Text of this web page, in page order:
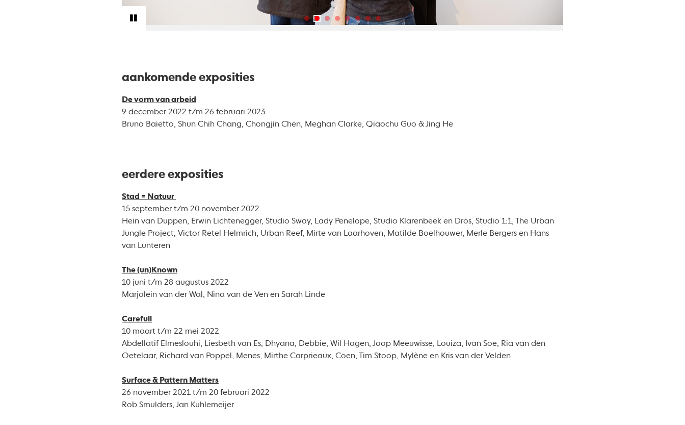
aankomende exposities
De vorm van arbeid
9 december 2022 t/m 26 februari 2023
Bruno Baietto, Shun Chih Chang, Chongjin Chen, Meghan Clarke, Qiaochu Guo & Jing He
eerdere exposities
Stad = Natuur
15 september t/m 20 november 2022
Hein van Duppen, Erwin Lichtenegger, Studio Sway, Lady Penelope, Studio Klarenbeek en Dros, Studio 1:1, The Urban
Jungle Project, Victor Retel Helmrich, Urban Reef, Mirte van Laarhoven, Matilde Boelhouwer, Merle Bergers en Hans
van Lunteren
The (un)Known
10 juni t/m 28 augustus 2022
Marjolein van der Wal, Nina van de Ven en Sarah Linde
Carefull
10 maart t/m 22 mei 2022
Abdellatif Elmeslouhi, Liesbeth van Es, Dhyana, Debbie, Wil Hagen, Joop Meeuwisse, Louiza, Ivan Soe, Ria van den
Oetelaar, Richard van Poppel, Menes, Mirthe Carprieaux, Coen, Tim Stoop, Mylène en Kris van der Velden
Surface & Pattern Matters
26 november 2021 t/m 20 februari 2022
Rob Smulders, Jan Kuhlemeijer